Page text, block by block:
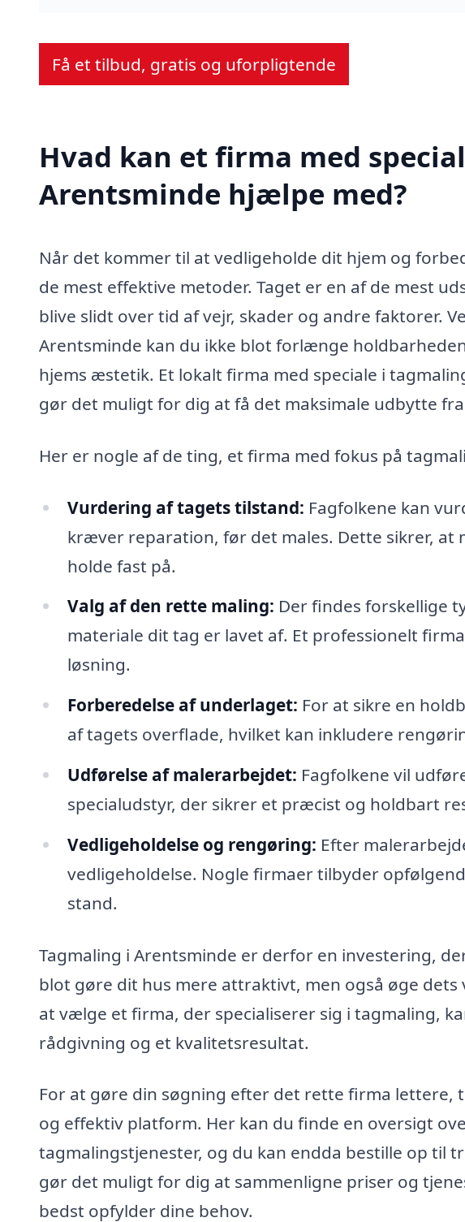
Få et tilbud, gratis og uforpligtende
Hvad kan et firma med
Arentsminde hjælpe med?
Når det kommer til at vedligeholde dit hjem og
de mest effektive metoder. Taget er en af de mest
blive slidt over tid af vejr, skader og andre faktorer.
Arentsminde kan du ikke blot forlænge
hjems æstetik. Et lokalt firma med speciale i
gør det muligt for dig at få det maksimale udbytte
Her er nogle af de ting, et firma med fokus på
Vurdering af tagets tilstand: Fagfolkene kan
kræver reparation, før det males. Dette sikrer, at
holde fast på.
Valg af den rette maling: Der findes forskellige
materiale dit tag er lavet af. Et professionelt
løsning.
Forberedelse af underlaget: For at sikre en
af tagets overflade, hvilket kan inkludere
Udførelse af malerarbejdet: Fagfolkene vil
specialudstyr, der sikrer et præcist og holdbart
Vedligeholdelse og rengøring: Efter
vedligeholdelse. Nogle firmaer tilbyder
stand.
Tagmaling i Arentsminde er derfor en investering,
blot gøre dit hus mere attraktivt, men også øge
at vælge et firma, der specialiserer sig i tagmaling,
rådgivning og et kvalitetsresultat.
For at gøre din søgning efter det rette firma lettere,
og effektiv platform. Her kan du finde en oversigt
tagmalingstjenester, og du kan endda bestille op til
gør det muligt for dig at sammenligne priser og
bedst opfylder dine behov.